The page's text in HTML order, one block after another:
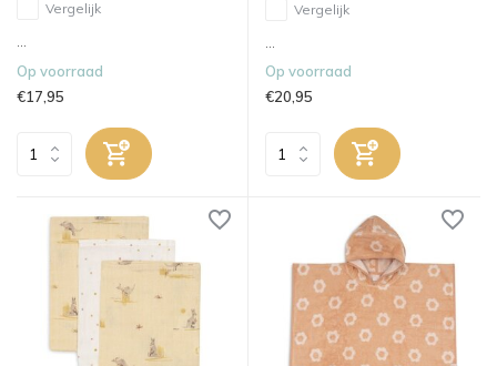
Vergelijk
...
Op voorraad
€17,95
Vergelijk
...
Op voorraad
€20,95